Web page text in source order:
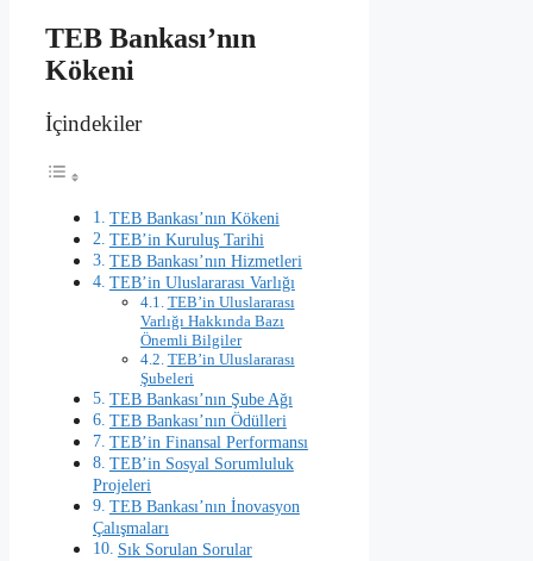
TEB Bankası’nın
Kökeni
İçindekiler
TEB Bankası’nın Kökeni
TEB’in Kuruluş Tarihi
TEB Bankası’nın Hizmetleri
TEB’in Uluslararası Varlığı
TEB’in Uluslararası
Varlığı Hakkında Bazı
Önemli Bilgiler
TEB’in Uluslararası
Şubeleri
TEB Bankası’nın Şube Ağı
TEB Bankası’nın Ödülleri
TEB’in Finansal Performansı
TEB’in Sosyal Sorumluluk
Projeleri
TEB Bankası’nın İnovasyon
Çalışmaları
Sık Sorulan Sorular